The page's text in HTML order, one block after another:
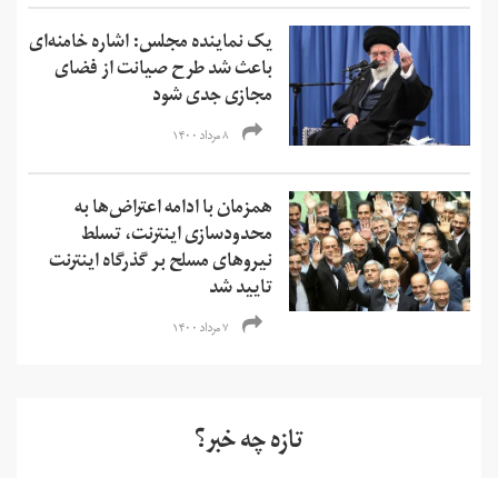
یک نماینده مجلس: اشاره خامنه‌ای
باعث شد طرح صیانت از فضای
مجازی جدی شود
۸ مرداد ۱۴۰۰
همزمان با ادامه اعتراض‌ها به
محدودسازی اینترنت، تسلط
نیروهای مسلح بر گذرگاه اینترنت
تایید شد
۷ مرداد ۱۴۰۰
تازه چه خبر؟